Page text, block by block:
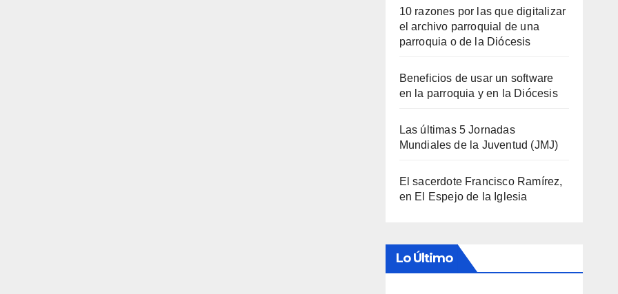
10 razones por las que digitalizar
el archivo parroquial de una
parroquia o de la Diócesis
Beneficios de usar un software
en la parroquia y en la Diócesis
Las últimas 5 Jornadas
Mundiales de la Juventud (JMJ)
El sacerdote Francisco Ramírez,
en El Espejo de la Iglesia
Lo Último